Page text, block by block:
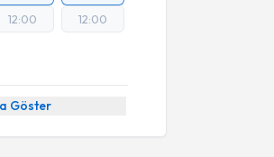
12:00
12:00
Göster